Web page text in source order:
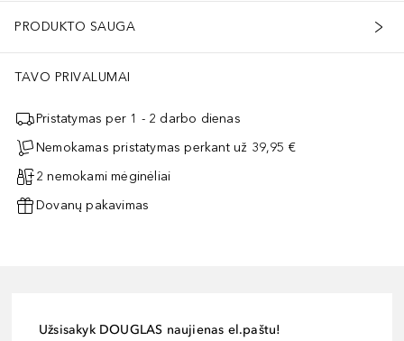
PRODUKTO SAUGA
TAVO PRIVALUMAI
Pristatymas per 1 - 2 darbo dienas
Nemokamas pristatymas perkant už 39,95 €
2 nemokami mėginėliai
Dovanų pakavimas
Užsisakyk DOUGLAS naujienas el.paštu!